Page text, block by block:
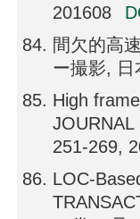
201608
間欠的高
ー撮影,
High
251-269,
LOC-